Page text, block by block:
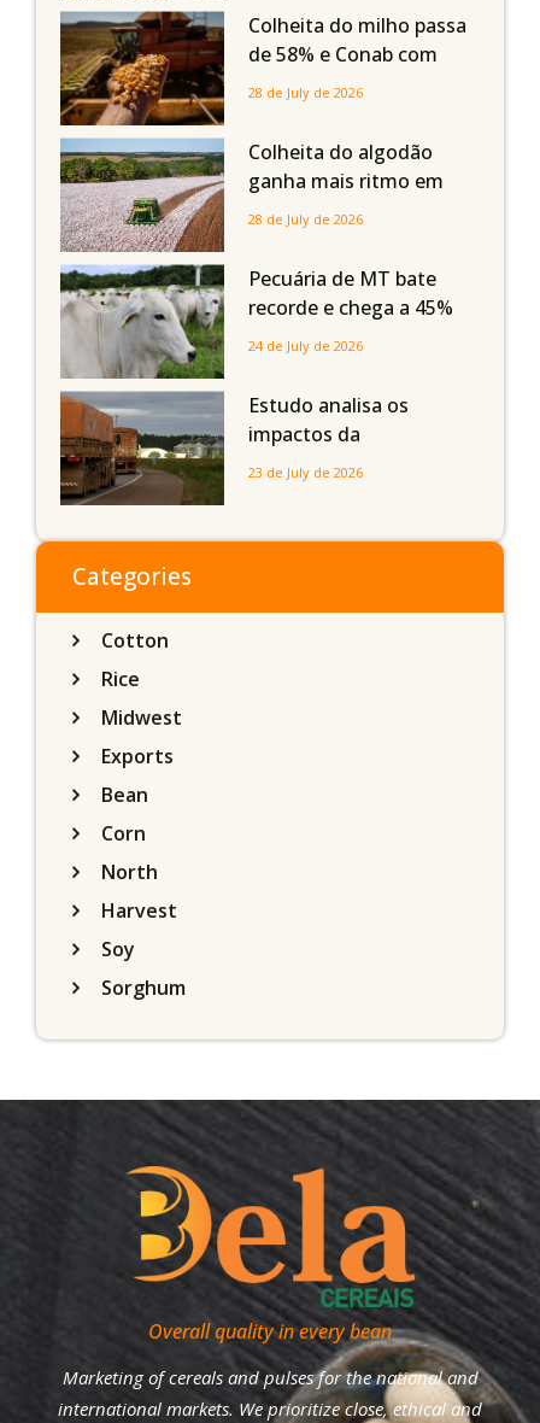
em Mato Grosso, aponta
Imea
Colheita do milho passa
de 58% e Conab com
boas produtividades em
quedas em Tocantins,
Maranhão e Piauí
28 de July de 2026
Colheita do algodão
ganha mais ritmo em
Mato Grosso, Mato
Maranhão
28 de July de 2026
Pecuária de MT bate
recorde e chega a 45%
dos bovinos abatidos
24 de July de 2026
Estudo analisa os
impactos da
infraestrutura logística
do Sul
23 de July de 2026
Categories
Cotton
Rice
Midwest
Exports
Bean
Corn
North
Harvest
Soy
Sorghum
Overall quality in every bean
Marketing of cereals and pulses for the national and
international markets. We prioritize close, ethical and